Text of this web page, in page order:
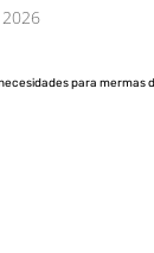
para mermas